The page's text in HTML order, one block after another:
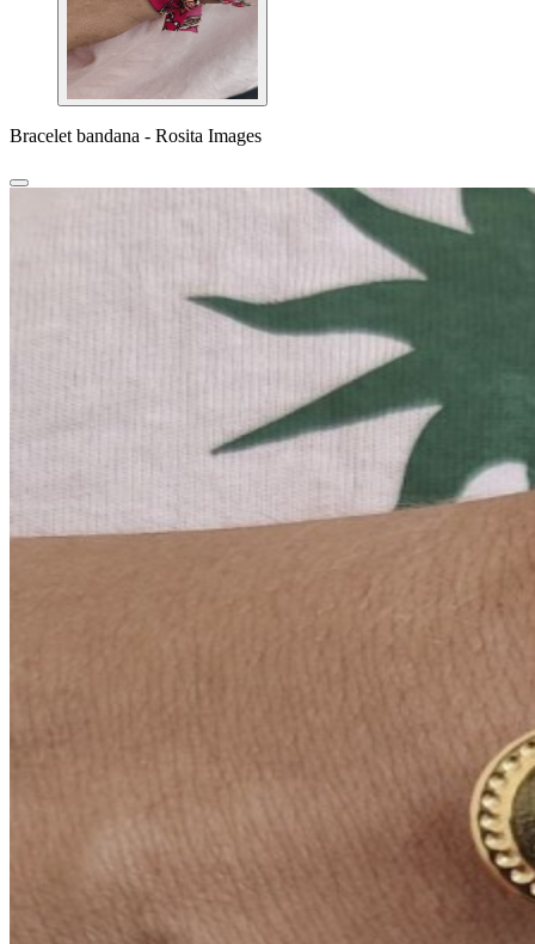
Bracelet bandana - Rosita Images